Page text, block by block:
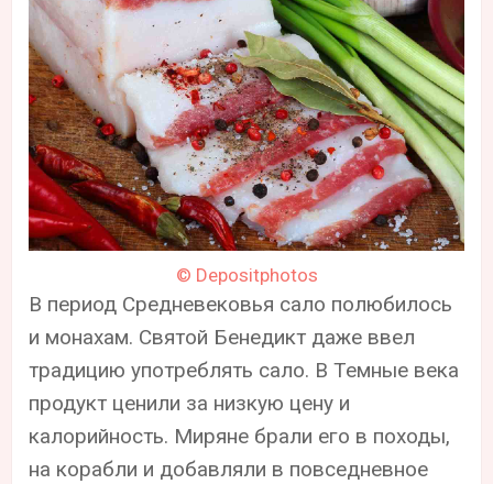
© Depositphotos
В период Средневековья сало полюбилось
и монахам. Святой Бенедикт даже ввел
традицию употреблять сало. В Темные века
продукт ценили за низкую цену и
калорийность. Миряне брали его в походы,
на корабли и добавляли в повседневное